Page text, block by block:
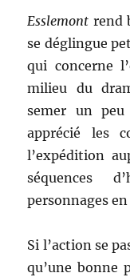
Esslemont rend
se déglingue
qui concerne
milieu du
semer un peu
apprécié les
l’expédition
séquences
personnages
Si l’action se
qu’une bonne